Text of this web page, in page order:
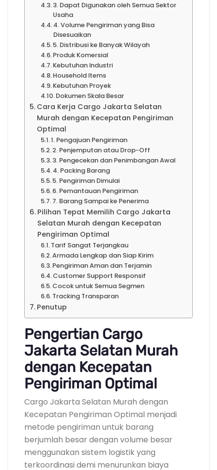
3. Dapat Digunakan oleh Semua Sektor
Usaha
4. Volume Pengiriman yang Bisa
Disesuaikan
5. Distribusi ke Banyak Wilayah
Produk Komersial
Kebutuhan Industri
Household Items
Kebutuhan Proyek
Dokumen Skala Besar
Cara Kerja Cargo Jakarta Selatan
Murah dengan Kecepatan Pengiriman
Optimal
1. Pengajuan Pengiriman
2. Penjemputan atau Drop-Off
3. Pengecekan dan Penimbangan Awal
4. Packing Barang
5. Pengiriman Dimulai
6. Pemantauan Pengiriman
7. Barang Sampai ke Penerima
Pilihan Tepat Memilih Cargo Jakarta
Selatan Murah dengan Kecepatan
Pengiriman Optimal
Tarif Sangat Terjangkau
Armada Lengkap dan Siap Kirim
Pengiriman Aman dan Terjamin
Customer Support Responsif
Cocok untuk Semua Segmen
Tracking Transparan
Penutup
Pengertian Cargo
Jakarta Selatan Murah
dengan Kecepatan
Pengiriman Optimal
Cargo Jakarta Selatan Murah dengan
Kecepatan Pengiriman Optimal menjadi
metode pengiriman untuk barang
berjumlah besar dengan volume besar
menggunakan sistem logistik yang
terkoordinasi demi menurunkan biaya